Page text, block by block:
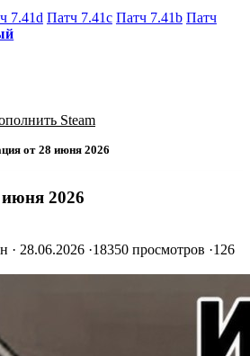
7.41d Патч 7.41c Патч 7.41b Патч
Steam
от 28 июня 2026
2026
· 28.06.2026 ·18350 просмотров ·126